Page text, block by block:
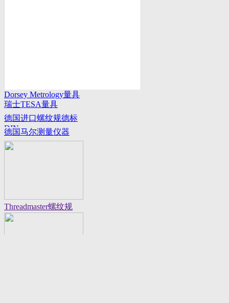
Dorsey Metrology量具
系列
瑞士TESA量具
德国进口螺纹规德标
DIN
德国马尔测量仪器
Threadmaster螺纹规